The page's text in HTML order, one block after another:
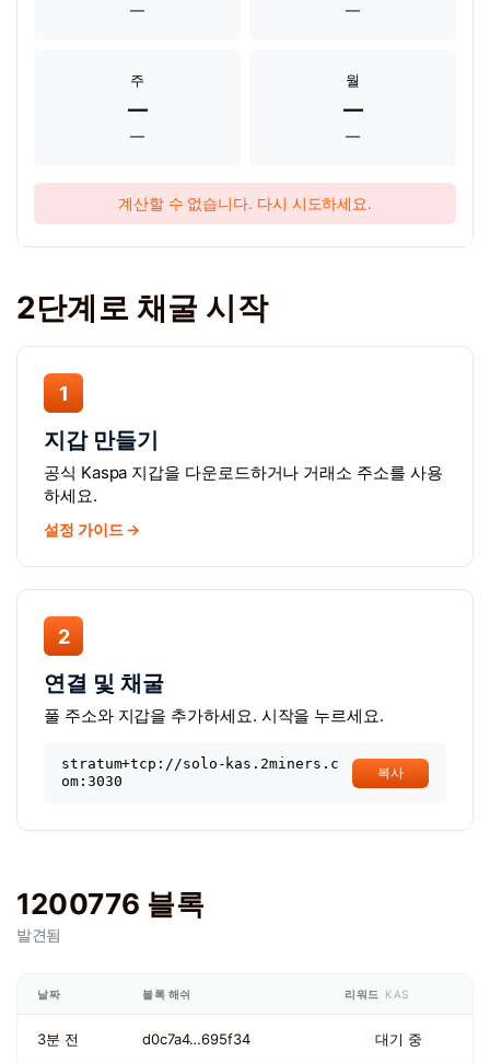
— —
주
—
—
월
—
—
계산할 수 없습니다. 다시 시도하세요.
2단계로 채굴 시작
1
지갑 만들기
공식 Kaspa 지갑을 다운로드하거나 거래소 주소를 사용
하세요.
설정 가이드 →
2
연결 및 채굴
풀 주소와 지갑을 추가하세요. 시작을 누르세요.
stratum+tcp://solo-kas.2miners.c
om:3030
복사
1200776 블록
발견됨
날짜 블록 해쉬 리워드 KAS
3분 전 d0c7a4…695f34 대기 중